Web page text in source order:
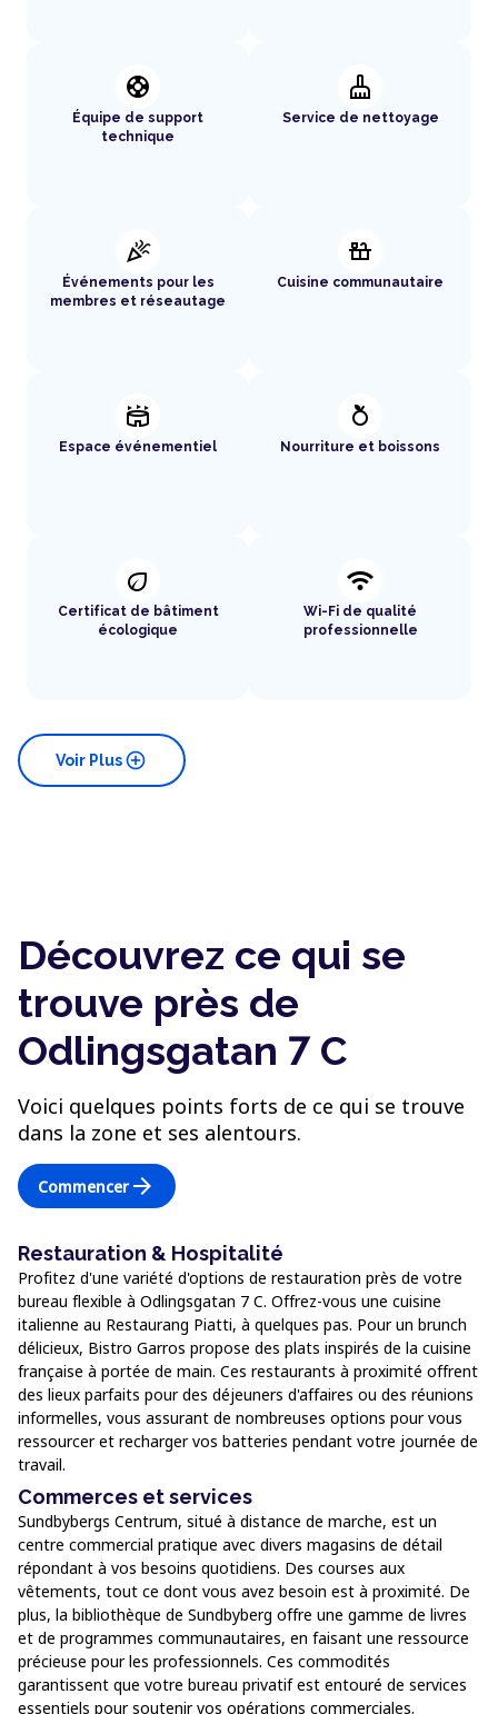
support
Équipe de support
technique
cleaning_services
Service de nettoyage
celebration
Événements pour les
membres et réseautage
countertops
Cuisine communautaire
stadium
Espace événementiel
nutrition
Nourriture et boissons
eco
Certificat de bâtiment
écologique
wifi
Wi-Fi de qualité
professionnelle
add_circle
Voir Plus
Découvrez ce qui se
trouve près de
Odlingsgatan 7 C
Voici quelques points forts de ce qui se trouve
dans la zone et ses alentours.
Commencerarrow_forward
Restauration & Hospitalité
Profitez d'une variété d'options de restauration près de votre
bureau flexible à Odlingsgatan 7 C. Offrez-vous une cuisine
italienne au Restaurang Piatti, à quelques pas. Pour un brunch
délicieux, Bistro Garros propose des plats inspirés de la cuisine
française à portée de main. Ces restaurants à proximité offrent
des lieux parfaits pour des déjeuners d'affaires ou des réunions
informelles, vous assurant de nombreuses options pour vous
ressourcer et recharger vos batteries pendant votre journée de
travail.
Commerces et services
Sundbybergs Centrum, situé à distance de marche, est un
centre commercial pratique avec divers magasins de détail
répondant à vos besoins quotidiens. Des courses aux
vêtements, tout ce dont vous avez besoin est à proximité. De
plus, la bibliothèque de Sundbyberg offre une gamme de livres
et de programmes communautaires, en faisant une ressource
précieuse pour les professionnels. Ces commodités
garantissent que votre bureau privatif est entouré de services
essentiels pour soutenir vos opérations commerciales.